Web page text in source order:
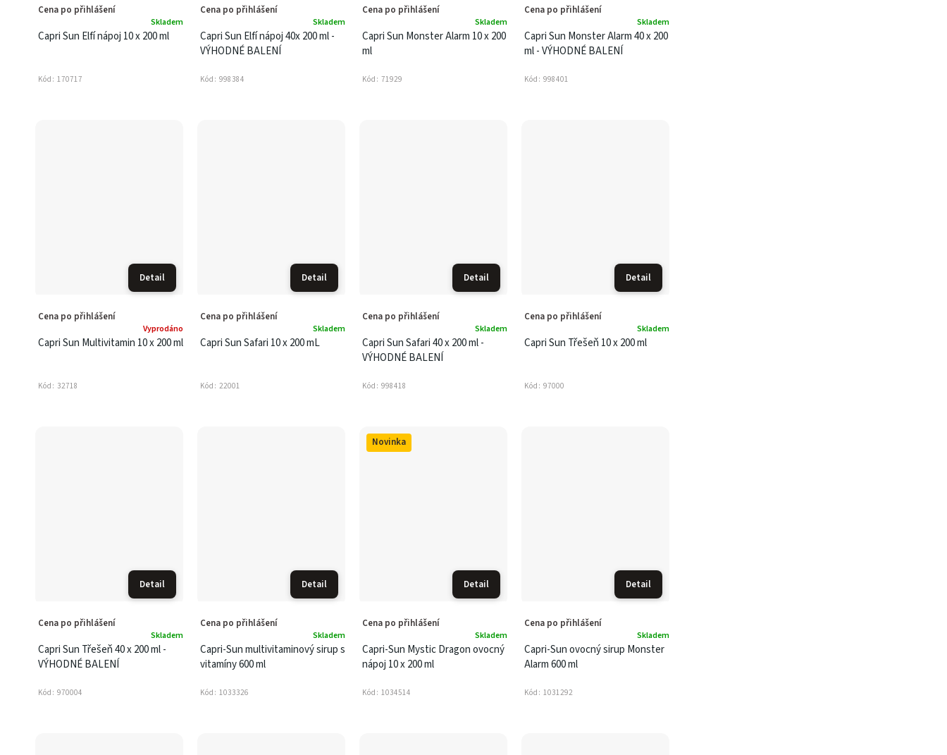
Capri Sun Elfí nápoj 10 x 200 ml
Skladem
Cena po přihlášení
Kód: 170717
Capri Sun Elfí nápoj 40x 200 ml -
VÝHODNÉ BALENÍ
Skladem
Cena po přihlášení
Kód: 998384
Capri Sun Monster Alarm 10 x 200
ml
Skladem
Cena po přihlášení
Kód: 71929
Capri Sun Monster Alarm 40 x 200
ml - VÝHODNÉ BALENÍ
Skladem
Cena po přihlášení
Kód: 998401
Detail
Capri Sun Multivitamin 10 x 200 ml
Vyprodáno
Cena po přihlášení
Kód: 32718
Detail
Capri Sun Safari 10 x 200 mL
Skladem
Cena po přihlášení
Kód: 22001
Detail
Capri Sun Safari 40 x 200 ml -
VÝHODNÉ BALENÍ
Skladem
Cena po přihlášení
Kód: 998418
Detail
Capri Sun Třešeň 10 x 200 ml
Skladem
Cena po přihlášení
Kód: 97000
Detail
Capri Sun Třešeň 40 x 200 ml -
VÝHODNÉ BALENÍ
Skladem
Cena po přihlášení
Kód: 970004
Detail
Capri-Sun multivitaminový sirup s
vitamíny 600 ml
Skladem
Cena po přihlášení
Kód: 1033326
Novinka
Detail
Capri-Sun Mystic Dragon ovocný
nápoj 10 x 200 ml
Skladem
Cena po přihlášení
Kód: 1034514
Detail
Capri-Sun ovocný sirup Monster
Alarm 600 ml
Skladem
Cena po přihlášení
Kód: 1031292